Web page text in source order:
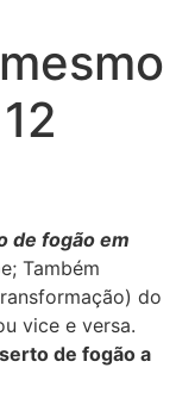
de fogão em
Também
do
vice e versa.
de fogão a